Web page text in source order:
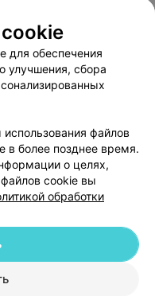
Способы оплаты
103.by
cookie
данных
| 220012, Республика Беларусь,
16 | help@103.by
для обеспечения
улучшения, сбора
файлов
в более позднее время.
о целях,
cookie вы
обработки